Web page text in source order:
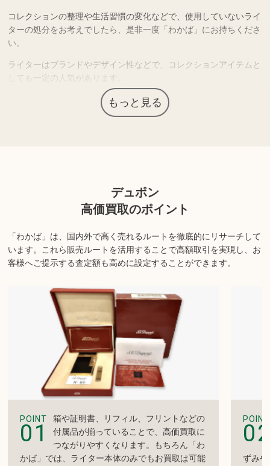
コレクションの整理や生活習慣の変化などで、使用していないライ
ターの処分をお考えでしたら、是非一度「わかば」にお持ちくださ
い。
ライターはブランドやデザイン性などで、コレクションアイテムと
しても一定の人気があります。
人気ブランドやレアモデルは需要も高く、高価買取につながる場合
商品の状態や内容によっては、お買取できない場合がございま
す。詳しくは店舗までお問い合わせください。
もっと見る
デュポン
高価買取のポイント
「わかば」は、国内外で高く売れるルートを徹底的にリサーチして
います。 これら販売ルートを活用することで高額取引を実現し、お
客様へご提示する査定額も高めに設定することができます。
POINT
01
箱や証明書、リフィル、フリントなどの
付属品が揃っていることで、高価買取に
つながりやすくなります。もちろん「わ
かば」では、ライター本体のみでもお買取は可能
POINT
ずみ